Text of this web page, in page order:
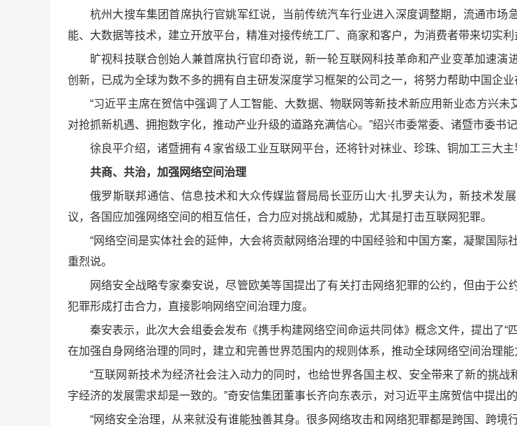
杭州大搜车集团首席执行官姚军红说，当前传统汽车行业进入深度调整期，流通市
能、大数据等技术，建立开放平台，精准对接传统工厂、商家和客户，为消费者带来切实利
旷视科技联合创始人兼首席执行官印奇说，新一轮互联网科技革命和产业变革加速
创新，已成为全球为数不多的拥有自主研发深度学习框架的公司之一，将努力帮助中国企
“习近平主席在贺信中强调了人工智能、大数据、物联网等新技术新应用新业态方兴
对抢抓新机遇、拥抱数字化，推动产业升级的道路充满信心。”绍兴市委常委、诸暨市委书记
徐良平介绍，诸暨拥有４家省级工业互联网平台，还将针对袜业、珍珠、铜加工三大
共商、共治，加强网络空间治理
俄罗斯联邦通信、信息技术和大众传媒监督局局长亚历山大·扎罗夫认为，新技术发
议，各国应加强网络空间的相互信任，合力应对挑战和威胁，尤其是打击互联网犯罪。
“网络空间是实体社会的延伸，大会将贡献网络治理的中国经验和中国方案，凝聚国
重烈说。
网络安全战略专家秦安说，尽管欧美等国提出了有关打击网络犯罪的公约，但由于
犯罪形成打击合力，直接影响网络空间治理力度。
秦安表示，此次大会组委会发布《携手构建网络空间命运共同体》概念文件，提出了
在加强自身网络治理的同时，建立和完善世界范围内的规则体系，推动全球网络空间治理能
“互联网新技术为经济社会注入动力的同时，也给世界各国主权、安全带来了新的挑
字经济的发展需求却是一致的。”奇安信集团董事长齐向东表示，对习近平主席贺信中提出
“网络安全治理，从来就没有谁能独善其身。很多网络攻击和网络犯罪都是跨国、跨